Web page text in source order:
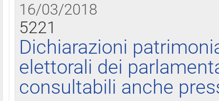
16/03/2018
5221
Dichiarazioni
elettorali dei
consultabili anche